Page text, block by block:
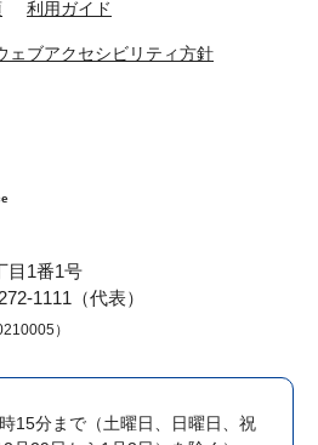
利用ガイド
ェブアクセシビリティ方針
目1番1号
1111（代表）
）
15分まで （土曜日、日曜日、祝